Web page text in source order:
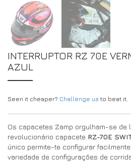
INTERRUPTOR RZ 70E
AZUL
Seen it cheaper? Challenge us to beat it.
Os capacetes Zamp orgulham-se de
revolucionário capacete RZ-70E
único permite-te configurar
variedade de configurações de